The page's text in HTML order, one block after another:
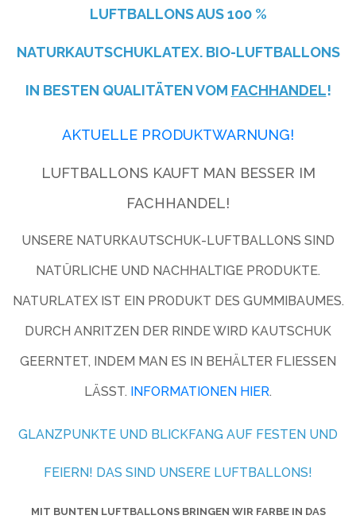
LUFTBALLONS AUS100 %
NATURKAUTSCHUKLATEX. BIO-LUFTBALLONS
IN BESTEN QUALITÄTEN VOM FACHHANDEL!
AKTUELLE PRODUKTWARNUNG!
LUFTBALLONS KAUFT MAN BESSER IM
FACHHANDEL!
UNSERE NATURKAUTSCHUK-LUFTBALLONS SIND
NATÜRLICHE UND NACHHALTIGE PRODUKTE.
NATURLATEX IST EIN PRODUKT DES GUMMIBAUMES.
DURCH ANRITZEN DER RINDE WIRD KAUTSCHUK
GEERNTET, INDEM MAN ES IN BEHÄLTER FLIESSEN L
ÄSST. INFORMATIONEN HIER.
GLANZPUNKTE UND BLICKFANG AUF FESTEN UND
FEIERN! DAS SIND UNSERE LUFTBALLONS!
MIT BUNTEN LUFTBALLONS BRINGEN WIR FARBE IN DAS